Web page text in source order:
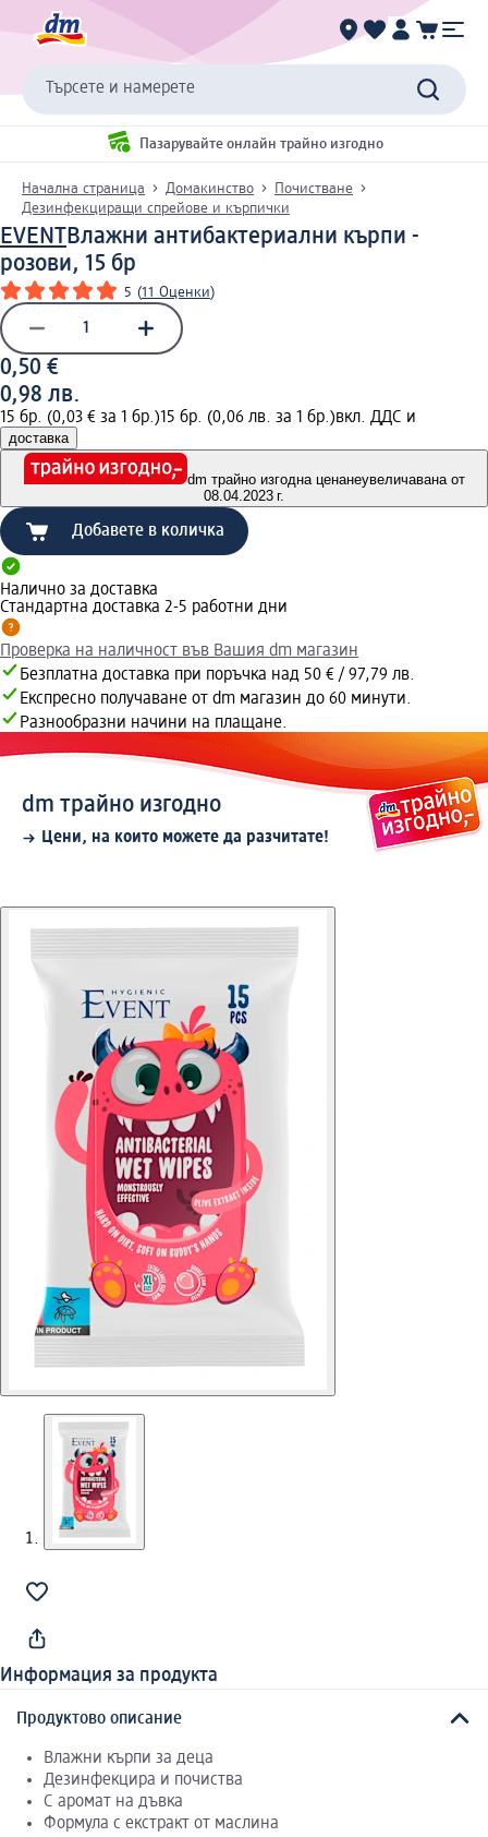
Търсете и намерете
Пазарувайте онлайн трайно изгодно
Начална страница Домакинство
Почистване
Дезинфекциращи спрейове и кърпички
EVENTВлажни антибактериални кърпи -
розови, 15 бр
5 (11 Оценки)
0,50 €
0,98 лв.
15 бр. (0,03 € за 1 бр.)15 бр. (0,06 лв. за 1 бр.)вкл. ДДС и
доставка
dm трайно изгодна ценанеувеличавана от
08.04.2023 г.
Добавете в количка
Налично за доставка
Стандартна доставка 2-5 работни дни
Проверка на наличност във Вашия dm магазин
Безплатна доставка при поръчка над 50 € / 97,79 лв.
Експресно получаване от dm магазин до 60 минути.
Разнообразни начини на плащане.
dm трайно изгодно
Цени, на които можете да разчитате!
Информация за продукта
Продуктово описание
Влажни кърпи за деца
Дезинфекцира и почиства
С аромат на дъвка
Формула с екстракт от маслина